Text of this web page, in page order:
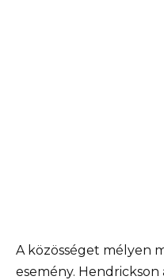
A közösséget mélyen
esemény. Hendrickson